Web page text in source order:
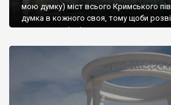
мою думку) міст всього Кримського
думка в кожного своя, тому щоби
запрошую відвідати це